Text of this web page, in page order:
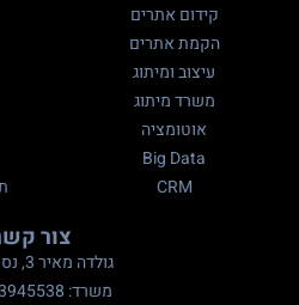
קידום אתרים
הקמת אתרים
עיצוב ומיתוג
משרד מיתוג
אוטומציה
Big Data
CRM
צור
גולדה מאיר 3, נס ציונה
משרד: 072-3945538